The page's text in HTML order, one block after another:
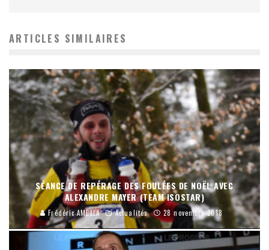
ARTICLES SIMILAIRES
SÉANCE DE REPÉRAGE DES FOULÉES DE NOËL AVEC
ALEXANDRE MAYER (TEAM ISOSTAR)
Frédéric AMELLA Actualités 28 novembre 2018